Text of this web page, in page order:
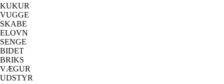
KUKUR
VUGGE
SKABE
ELOVN
SENGE
BIDET
BRIKS
VÆGUR
UDSTYR